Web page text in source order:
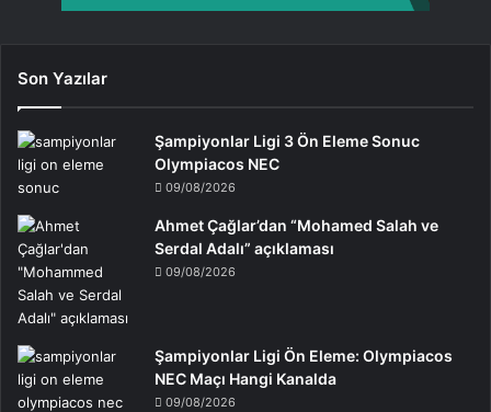
Son Yazılar
Şampiyonlar Ligi 3 Ön Eleme Sonuc
Olympiacos NEC
09/08/2026
Ahmet Çağlar’dan “Mohamed Salah ve
Serdal Adalı” açıklaması
09/08/2026
Şampiyonlar Ligi Ön Eleme: Olympiacos
NEC Maçı Hangi Kanalda
09/08/2026